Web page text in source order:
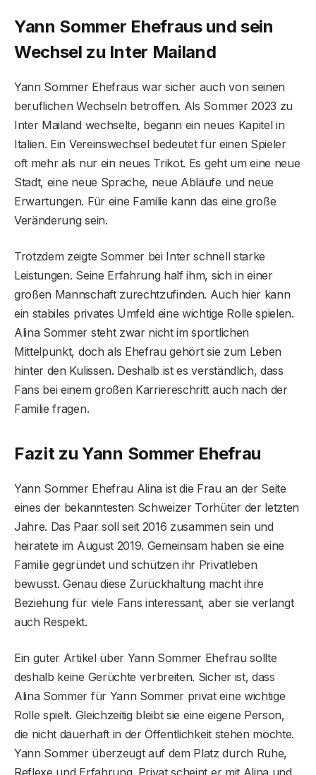
Yann Sommer Ehefraus und sein
Wechsel zu Inter Mailand
Yann Sommer Ehefraus war sicher auch von seinen
beruflichen Wechseln betroffen. Als Sommer 2023 zu
Inter Mailand wechselte, begann ein neues Kapitel in
Italien. Ein Vereinswechsel bedeutet für einen Spieler
oft mehr als nur ein neues Trikot. Es geht um eine neue
Stadt, eine neue Sprache, neue Abläufe und neue
Erwartungen. Für eine Familie kann das eine große
Veränderung sein.
Trotzdem zeigte Sommer bei Inter schnell starke
Leistungen. Seine Erfahrung half ihm, sich in einer
großen Mannschaft zurechtzufinden. Auch hier kann
ein stabiles privates Umfeld eine wichtige Rolle spielen.
Alina Sommer steht zwar nicht im sportlichen
Mittelpunkt, doch als Ehefrau gehört sie zum Leben
hinter den Kulissen. Deshalb ist es verständlich, dass
Fans bei einem großen Karriereschritt auch nach der
Familie fragen.
Fazit zu Yann Sommer Ehefrau
Yann Sommer Ehefrau Alina ist die Frau an der Seite
eines der bekanntesten Schweizer Torhüter der letzten
Jahre. Das Paar soll seit 2016 zusammen sein und
heiratete im August 2019. Gemeinsam haben sie eine
Familie gegründet und schützen ihr Privatleben
bewusst. Genau diese Zurückhaltung macht ihre
Beziehung für viele Fans interessant, aber sie verlangt
auch Respekt.
Ein guter Artikel über Yann Sommer Ehefrau sollte
deshalb keine Gerüchte verbreiten. Sicher ist, dass
Alina Sommer für Yann Sommer privat eine wichtige
Rolle spielt. Gleichzeitig bleibt sie eine eigene Person,
die nicht dauerhaft in der Öffentlichkeit stehen möchte.
Yann Sommer überzeugt auf dem Platz durch Ruhe,